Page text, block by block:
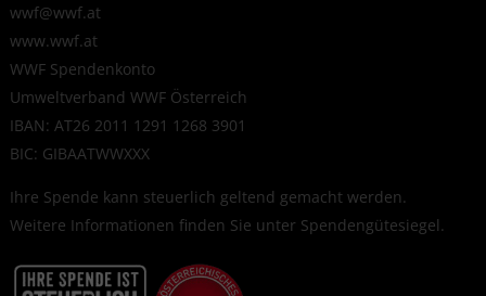
wwf@wwf.at
www.wwf.at
WWF Spendenkonto
Umweltverband WWF Österreich
IBAN: AT26 2011 1291 1268 3901
BIC: GIBAATWWXXX
Ihre Spende kann steuerlich geltend gemacht werden.
Weitere Informationen finden Sie unter Spendengütesiegel.